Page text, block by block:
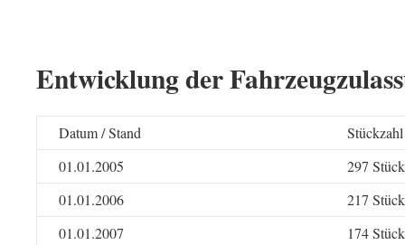
Entwicklung der
Datum / Stand
Stückzahl
01.01.2005
297 Stück
01.01.2006
217 Stück
01.01.2007
174 Stück